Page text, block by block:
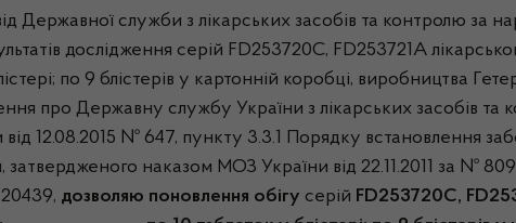
Державної служби з лікарських засобів та контролю за
дослідження серій FD253720С, FD253721A
по 9 блістерів у картонній коробці, виробництва
про Державну службу України з лікарських засобів та
від 12.08.2015 № 647, пункту 3.3.1 Порядку встановлення
затвердженого наказом МОЗ України від 22.11.2011 за №
дозволяю поновлення обігу серій FD253720С,